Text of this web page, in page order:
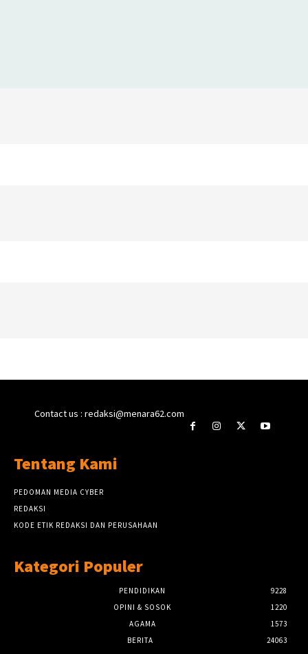
Contact us : redaksi@menara62.com
Tentang Kami
PEDOMAN MEDIA CYBER
REDAKSI
KODE ETIK REDAKSI DAN PERUSAHAAN
Kategori Populer
PENDIDIKAN
9228
OPINI & SOSOK
1220
AGAMA
1573
BERITA
24063